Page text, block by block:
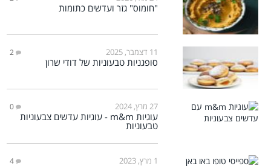
"חומוס" גזר ועדשים כתומות
11 דצמבר, 2025 2
סופגניות טבעוניות של דודי שרון
27 מרץ, 2024 0
עוגיות m&m - עוגיות עדשים צבעוניות
טבעוניות
1 מרץ, 2023 4